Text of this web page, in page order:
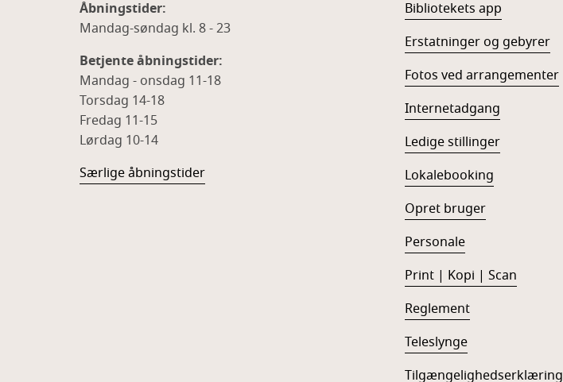
Åbningstider:
Mandag-søndag kl. 8 - 23
Betjente åbningstider:
Mandag - onsdag 11-18
Torsdag 14-18
Fredag 11-15
Lørdag 10-14
Særlige åbningstider
Bibliotekets app
Erstatninger og gebyrer
Fotos ved arrangementer
Internetadgang
Ledige stillinger
Lokalebooking
Opret bruger
Personale
Print | Kopi | Scan
Reglement
Teleslynge
Tilgængelighedserklæring